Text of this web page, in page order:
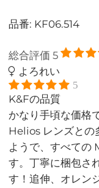
品番: KF06.514
総合評価5
よろれい
5
K&Fの品質
かなり手頃な価格
Helios レンズとの
ようで、すべての
す。丁寧に梱包さ
す！追伸、オレン